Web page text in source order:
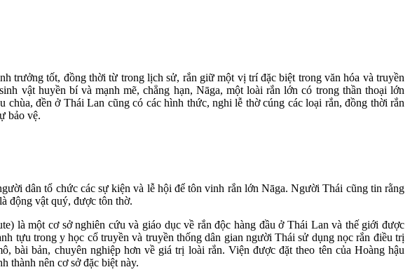
trưởng tốt, đồng thời từ trong lịch sử, rắn giữ một vị trí đặc biệt trong văn hóa và truyền
vật huyền bí và mạnh mẽ, chẳng hạn, Nāga, một loài rắn lớn có trong thần thoại lớn
đền ở Thái Lan cũng có các hình thức, nghi lễ thờ cúng các loại rắn, đồng thời rắn
bảo vệ.
dân tổ chức các sự kiện và lễ hội để tôn vinh rắn lớn Nāga. Người Thái cũng tin rằng
động vật quý, được tôn thờ.
là một cơ sở nghiên cứu và giáo dục về rắn độc hàng đầu ở Thái Lan và thế giới được
tựu trong y học cổ truyền và truyền thống dân gian người Thái sử dụng nọc rắn điều trị
bài bản, chuyên nghiệp hơn về giá trị loài rắn. Viện được đặt theo tên của Hoàng hậu
thành nên cơ sở đặc biệt này.